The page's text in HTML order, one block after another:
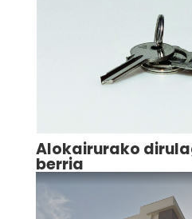
Alokairurako
berria